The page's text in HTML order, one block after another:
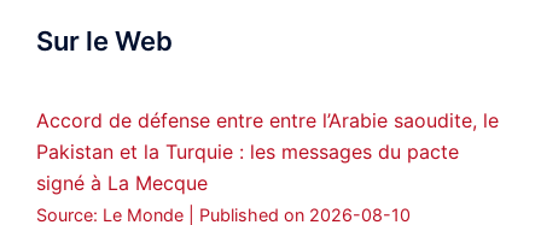
ܟܫܝܪܘܬܐ ܒܘܠܝܬܐ ܚܘܪܐ ܐܒܓܪ
Amitiés kurdes de Bretagne a retweeté
MedyaNews
Sur le Web
Accord de défense entre entre l’Arabie saoudite, le
Pakistan et la Turquie : les messages du pacte
signé à La Mecque
Source: Le Monde Published on 2026-08-10